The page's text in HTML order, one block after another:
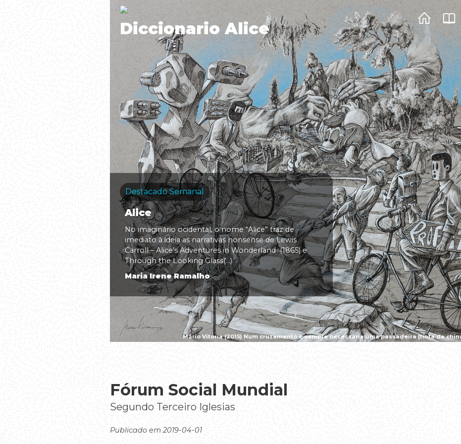
Mário Vitória (2015) Num cruzamento é sempre necessária uma passadeira [tinta da
Diccionario Alice
Destacado Semanal
Alice
No imaginário ocidental, o nome “Alice” traz de
imediato à ideia as narrativas nonsense de Lewis
Carroll – Alice’s Adventures in Wonderland (1865) e
Through the Looking Glass(...)
Maria Irene Ramalho
Fórum Social Mundial
Segundo Terceiro Iglesias
Publicado em 2019-04-01